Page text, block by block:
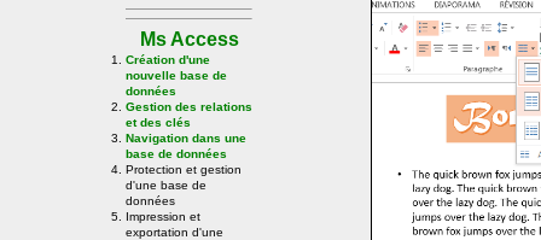
Ms Access
Création d'une
nouvelle base de
données
Gestion des relations
et des clés
Navigation dans une
base de données
Protection et gestion
d'une base de
données
Impression et
exportation d'une